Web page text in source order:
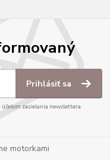
Prihlásiť sa
účelom zasielania newslettera.
motorkami